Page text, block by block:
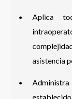
Aplica
asistencia